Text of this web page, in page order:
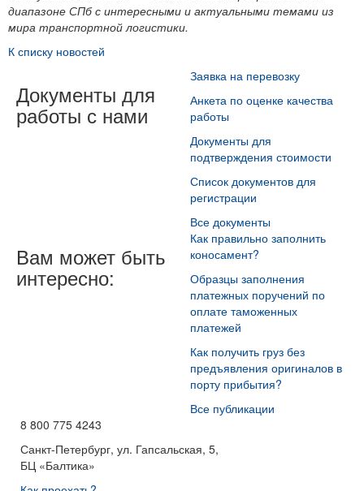
диапазоне СПб с интересными и актуальными темами из
мира транспортной логистики.
К списку новостей
Документы для
работы с нами
Заявка на перевозку
Анкета по оценке качества
работы
Документы для
подтверждения стоимости
Список документов для
регистрации
Все документы
Вам может быть
интересно:
Как правильно заполнить
коносамент?
Образцы заполнения
платежных поручений по
оплате таможенных
платежей
Как получить груз без
предъявления оригиналов в
порту прибытия?
Все публикации
8 800 775 4243
Санкт-Петербург, ул. Гапсальская, 5,
БЦ «Балтика»